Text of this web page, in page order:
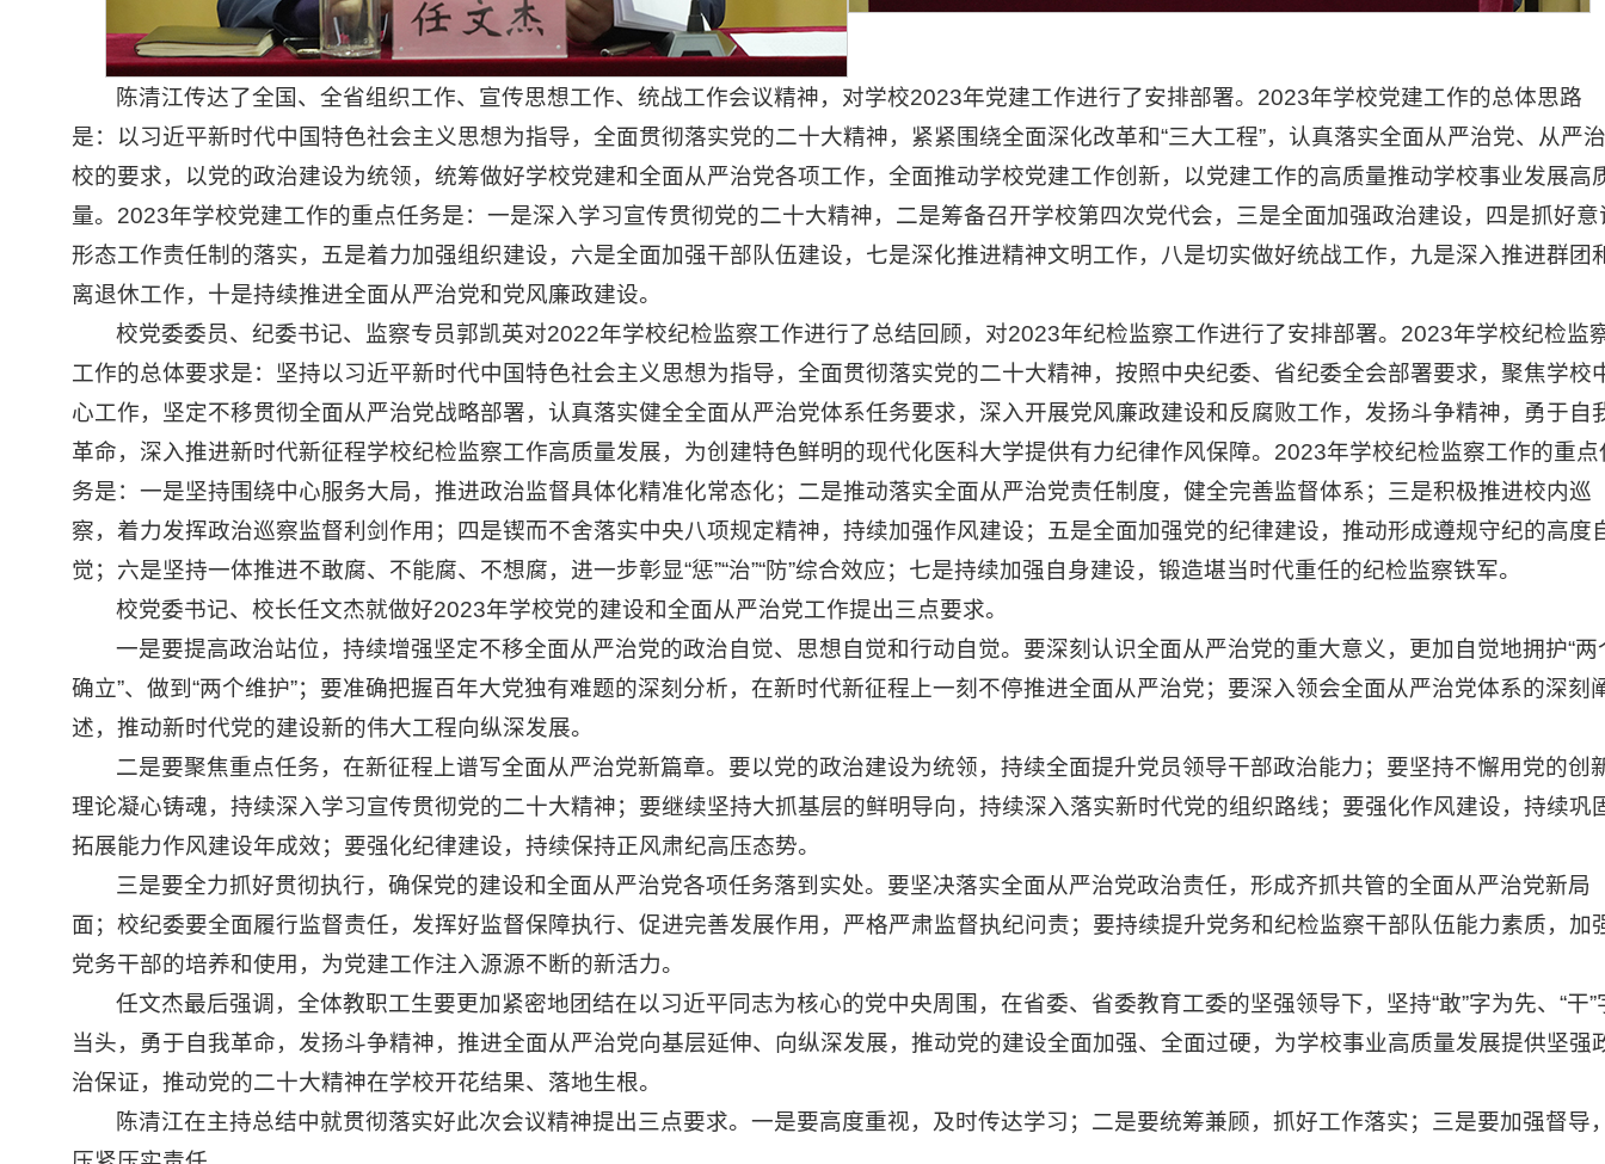
陈清江传达了全国、全省组织工作、宣传思想工作、统战工作会议精神，对学校2023年党建工作进行了安排部署。2023年学校党建工作的总体思路
是：以习近平新时代中国特色社会主义思想为指导，全面贯彻落实党的二十大精神，紧紧围绕全面深化改革和“三大工程”，认真落实全面从严治党、从严治
校的要求，以党的政治建设为统领，统筹做好学校党建和全面从严治党各项工作，全面推动学校党建工作创新，以党建工作的高质量推动学校事业发展高
量。2023年学校党建工作的重点任务是：一是深入学习宣传贯彻党的二十大精神，二是筹备召开学校第四次党代会，三是全面加强政治建设，四是抓好意
形态工作责任制的落实，五是着力加强组织建设，六是全面加强干部队伍建设，七是深化推进精神文明工作，八是切实做好统战工作，九是深入推进群团
离退休工作，十是持续推进全面从严治党和党风廉政建设。
校党委委员、纪委书记、监察专员郭凯英对2022年学校纪检监察工作进行了总结回顾，对2023年纪检监察工作进行了安排部署。2023年学校纪检监
工作的总体要求是：坚持以习近平新时代中国特色社会主义思想为指导，全面贯彻落实党的二十大精神，按照中央纪委、省纪委全会部署要求，聚焦学校
心工作，坚定不移贯彻全面从严治党战略部署，认真落实健全全面从严治党体系任务要求，深入开展党风廉政建设和反腐败工作，发扬斗争精神，勇于自
革命，深入推进新时代新征程学校纪检监察工作高质量发展，为创建特色鲜明的现代化医科大学提供有力纪律作风保障。2023年学校纪检监察工作的重点
务是：一是坚持围绕中心服务大局，推进政治监督具体化精准化常态化；二是推动落实全面从严治党责任制度，健全完善监督体系；三是积极推进校内巡
察，着力发挥政治巡察监督利剑作用；四是锲而不舍落实中央八项规定精神，持续加强作风建设；五是全面加强党的纪律建设，推动形成遵规守纪的高度
觉；六是坚持一体推进不敢腐、不能腐、不想腐，进一步彰显“惩”“治”“防”综合效应；七是持续加强自身建设，锻造堪当时代重任的纪检监察铁军。
校党委书记、校长任文杰就做好2023年学校党的建设和全面从严治党工作提出三点要求。
一是要提高政治站位，持续增强坚定不移全面从严治党的政治自觉、思想自觉和行动自觉。要深刻认识全面从严治党的重大意义，更加自觉地拥护“两
确立”、做到“两个维护”；要准确把握百年大党独有难题的深刻分析，在新时代新征程上一刻不停推进全面从严治党；要深入领会全面从严治党体系的深刻
述，推动新时代党的建设新的伟大工程向纵深发展。
二是要聚焦重点任务，在新征程上谱写全面从严治党新篇章。要以党的政治建设为统领，持续全面提升党员领导干部政治能力；要坚持不懈用党的创
理论凝心铸魂，持续深入学习宣传贯彻党的二十大精神；要继续坚持大抓基层的鲜明导向，持续深入落实新时代党的组织路线；要强化作风建设，持续巩
拓展能力作风建设年成效；要强化纪律建设，持续保持正风肃纪高压态势。
三是要全力抓好贯彻执行，确保党的建设和全面从严治党各项任务落到实处。要坚决落实全面从严治党政治责任，形成齐抓共管的全面从严治党新局
面；校纪委要全面履行监督责任，发挥好监督保障执行、促进完善发展作用，严格严肃监督执纪问责；要持续提升党务和纪检监察干部队伍能力素质，加
党务干部的培养和使用，为党建工作注入源源不断的新活力。
任文杰最后强调，全体教职工生要更加紧密地团结在以习近平同志为核心的党中央周围，在省委、省委教育工委的坚强领导下，坚持“敢”字为先、“干”
当头，勇于自我革命，发扬斗争精神，推进全面从严治党向基层延伸、向纵深发展，推动党的建设全面加强、全面过硬，为学校事业高质量发展提供坚强
治保证，推动党的二十大精神在学校开花结果、落地生根。
陈清江在主持总结中就贯彻落实好此次会议精神提出三点要求。一是要高度重视，及时传达学习；二是要统筹兼顾，抓好工作落实；三是要加强督导